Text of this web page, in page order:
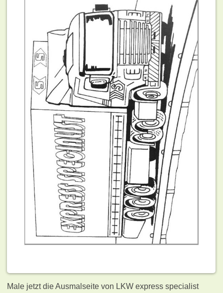
Male jetzt die Ausmalseite von LKW express specialist